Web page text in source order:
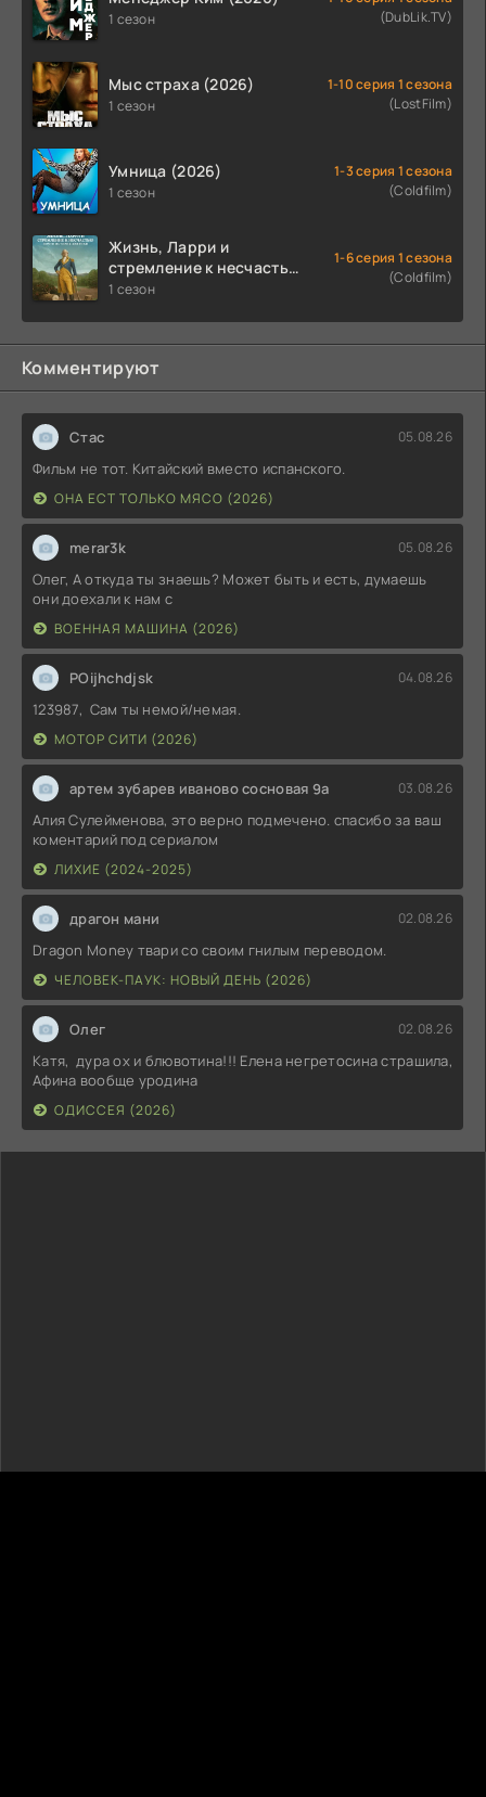
1 сезон
(DubLik.TV)
Мыс страха (2026)
1 сезон
1-10 серия 1 сезона
(LostFilm)
Умница (2026)
1 сезон
1-3 серия 1 сезона
(Coldfilm)
Жизнь, Ларри и
стремление к несчастью:
Почти история Америки
1 сезон
1-6 серия 1 сезона
(Coldfilm)
Комментируют
Стас 05.08.26
Фильм не тот. Китайский вместо испанского.
ОНА ЕСТ ТОЛЬКО МЯСО (2026)
merar3k 05.08.26
Олег, А откуда ты знаешь? Может быть и есть, думаешь
они доехали к нам с
ВОЕННАЯ МАШИНА (2026)
POijhchdjsk 04.08.26
123987, Сам ты немой/немая.
МОТОР СИТИ (2026)
артем зубарев иваново сосновая 9а 03.08.26
Алия Сулейменова, это верно подмечено. спасибо за ваш
коментарий под сериалом
ЛИХИЕ (2024-2025)
драгон мани 02.08.26
Dragon Money твари со своим гнилым переводом.
ЧЕЛОВЕК-ПАУК: НОВЫЙ ДЕНЬ (2026)
Олег 02.08.26
Катя, дура ох и блювотина!!! Елена негретосина страшила,
Афина вообще уродина
ОДИССЕЯ (2026)